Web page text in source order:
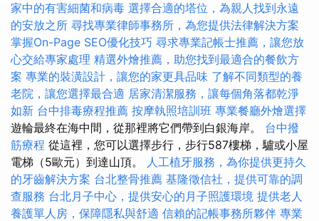
家中的有害細菌和病毒 選擇合適的塔位，為親人找到永遠
的安放之所 尋找專業律師事務所，為您提供法律解決方案
掌握On-Page SEO優化技巧 尋求專業記帳士推薦，讓您放
心交給專家處理 精選外燴推薦，助您找到最適合的餐飲方
案 專業的裝潢設計，讓您的家更具品味 了解不同類型的養
老院，讓您選擇最合適 居家清潔服務，讓每個角落都乾淨
如新 台中排毒療程推薦 按摩執照培訓班 專業餐廳外燴選擇
遊輪最終在海中間，從那裡將它們帶到白銀海岸。 台中撥
筋療程 從這裡，您可以選擇步行，步行587樓梯，驢或小屋
電梯（5歐元）到達山頂。 人工植牙服務，為你提供更持久
的牙齒解決方案 台北整骨推薦 基隆徵信社，提供可靠的調
查服務 台北月子中心，提供安心的月子照護環境 提供老人
養護單人房，保障隱私與舒適 信賴的記帳事務所夥伴 專業